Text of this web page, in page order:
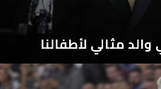
مثالي لأطفالنا